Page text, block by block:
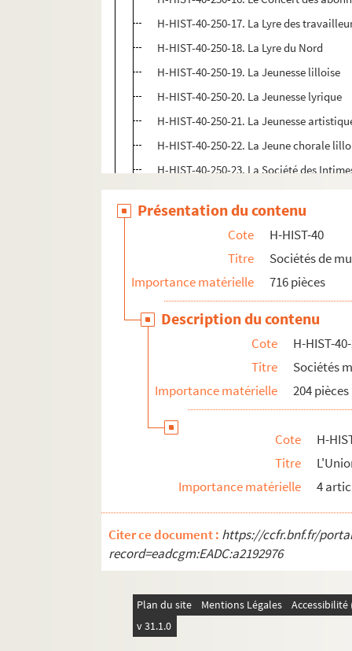
H-HIST-40-250-17. La Lyre des
H-HIST-40-250-18. La Lyre du Nord
H-HIST-40-250-19. La Jeunesse lilloise
H-HIST-40-250-20. La Jeunesse lyrique
H-HIST-40-250-21. La Jeunesse
H-HIST-40-250-22. La Jeune chorale
H-HIST-40-250-23. La Société des
H-HIST-41. Sociétés Diverses
H-HIST-42. Sociétés Diverses
H-HIST-43. Œuvres et sociétés catholiques
H-HIST-44. Œuvres catholiques
H-HIST-45. Sans titre
H-HIST-48. Divers
H-HIST-50. Sans titre
H-HIST-51. Sans titre
H-HIST-52. Divers
H-HIST-53. Epoque de la Révolution
Présentation du contenu
Cote
H-HIST-40
Titre
Sociétés de
Importance matérielle
716 pièces
Description du contenu
Cote
H-HIST-
Titre
Sociétés
Importance matérielle
204 pièces
Cote
H-
Titre
Importance matérielle
4
Citer ce document : https://ccfr.bnf.fr/
record=eadcgm:EADC:a2192976
Plan du site Mentions Légales
v 31.1.0